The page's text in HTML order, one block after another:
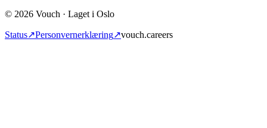
© 2026 Vouch · Laget i Oslo
Status↗Personvernerklæring↗vouch.careers